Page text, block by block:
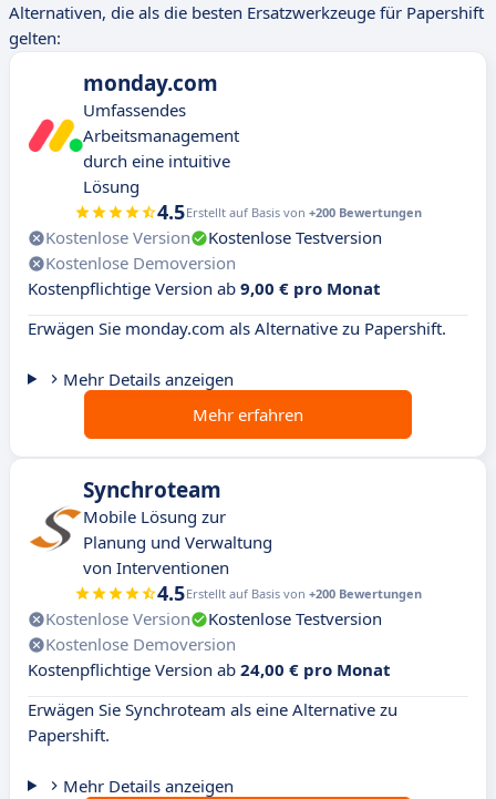
Alternativen, die als die besten Ersatzwerkzeuge für Papershift
gelten:
monday.com
Umfassendes
Arbeitsmanagement
durch eine intuitive
Lösung
4.5Erstellt auf Basis von +200 Bewertungen
Kostenlose Version
Kostenlose Testversion
Kostenlose Demoversion
Kostenpflichtige Version ab 9,00 € pro Monat
Erwägen Sie monday.com als Alternative zu Papershift.
Mehr Details anzeigen
Mehr erfahren
Synchroteam
Mobile Lösung zur
Planung und Verwaltung
von Interventionen
4.5Erstellt auf Basis von +200 Bewertungen
Kostenlose Version
Kostenlose Testversion
Kostenlose Demoversion
Kostenpflichtige Version ab 24,00 € pro Monat
Erwägen Sie Synchroteam als eine Alternative zu
Papershift.
Mehr Details anzeigen